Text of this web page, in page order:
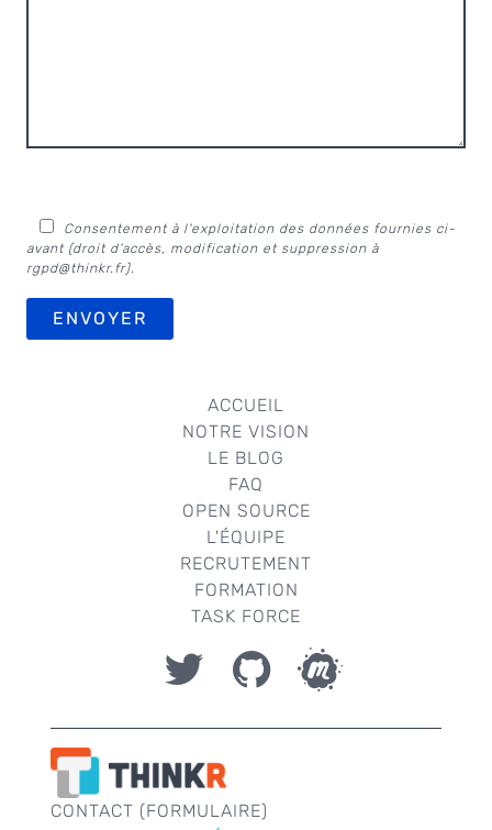
Consentement à l'exploitation des données fournies ci-
avant (droit d'accès, modification et suppression à
rgpd@thinkr.fr).
ACCUEIL
NOTRE VISION
LE BLOG
FAQ
OPEN SOURCE
L'ÉQUIPE
RECRUTEMENT
FORMATION
TASK FORCE
CONTACT (FORMULAIRE)